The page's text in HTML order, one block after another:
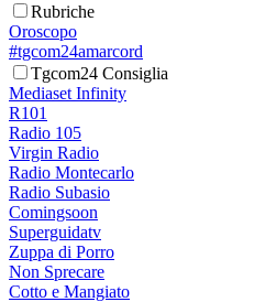
Rubriche
Oroscopo
#tgcom24amarcord
Tgcom24 Consiglia
Mediaset Infinity
R101
Radio 105
Virgin Radio
Radio Montecarlo
Radio Subasio
Comingsoon
Superguidatv
Zuppa di Porro
Non Sprecare
Cotto e Mangiato